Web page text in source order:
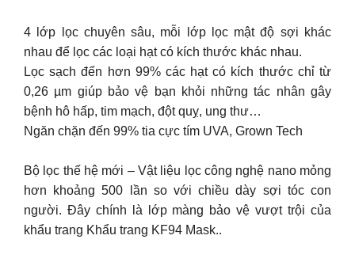
4 lớp lọc chuyên sâu, mỗi lớp lọc mật độ sợi khác
nhau để lọc các loại hạt có kích thước khác nhau.
Lọc sạch đến hơn 99% các hạt có kích thước chỉ từ
0,26 µm giúp bảo vệ bạn khỏi những tác nhân gây
bệnh hô hấp, tim mạch, đột quỵ, ung thư…
Ngăn chặn đến 99% tia cực tím UVA, Grown Tech
Bộ lọc thế hệ mới – Vật liệu lọc công nghệ nano mỏng
hơn khoảng 500 lần so với chiều dày sợi tóc con
người. Đây chính là lớp màng bảo vệ vượt trội của
khẩu trang Khẩu trang KF94 Mask..